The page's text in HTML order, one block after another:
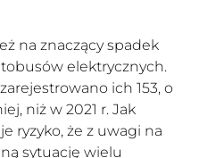
na znaczący spadek
elektrycznych.
ich 153, o
niż w 2021 r. Jak
ryzyko, że z uwagi na
sytuację wielu